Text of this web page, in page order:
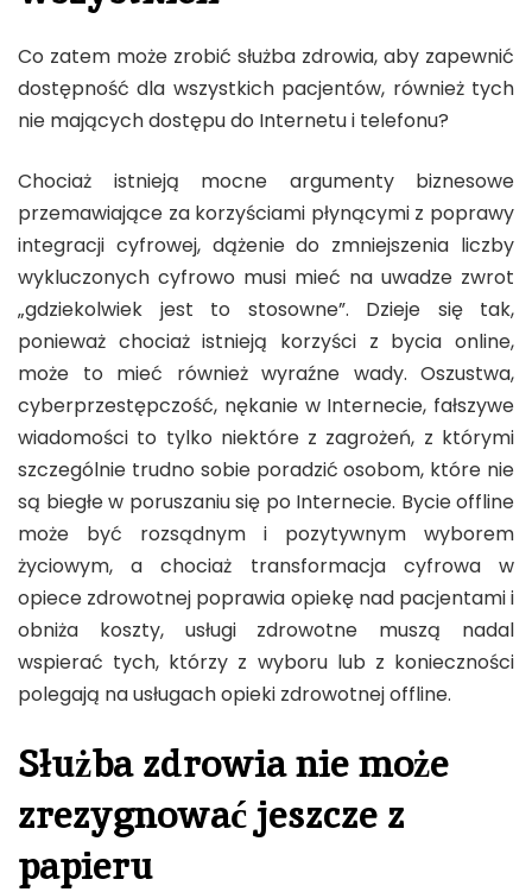
Co zatem może zrobić służba zdrowia, aby zapewnić
dostępność dla wszystkich pacjentów, również tych
nie mających dostępu do Internetu i telefonu?
Chociaż istnieją mocne argumenty biznesowe
przemawiające za korzyściami płynącymi z poprawy
integracji cyfrowej, dążenie do zmniejszenia liczby
wykluczonych cyfrowo musi mieć na uwadze zwrot
„gdziekolwiek jest to stosowne”. Dzieje się tak,
ponieważ chociaż istnieją korzyści z bycia online,
może to mieć również wyraźne wady. Oszustwa,
cyberprzestępczość, nękanie w Internecie, fałszywe
wiadomości to tylko niektóre z zagrożeń, z którymi
szczególnie trudno sobie poradzić osobom, które nie
są biegłe w poruszaniu się po Internecie. Bycie offline
może być rozsądnym i pozytywnym wyborem
życiowym, a chociaż transformacja cyfrowa w
opiece zdrowotnej poprawia opiekę nad pacjentami i
obniża koszty, usługi zdrowotne muszą nadal
wspierać tych, którzy z wyboru lub z konieczności
polegają na usługach opieki zdrowotnej offline.
Służba zdrowia nie może
zrezygnować jeszcze z
papieru